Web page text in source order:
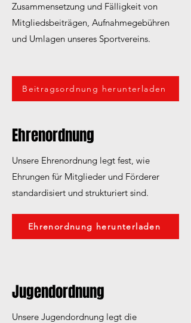
Zusammensetzung und Fälligkeit von
Mitgliedsbeiträgen, Aufnahmegebühren
und Umlagen unseres Sportvereins.
Beitragsordnung herunterladen
Ehrenordnung
Unsere Ehrenordnung legt fest, wie
Ehrungen für Mitglieder und Förderer
standardisiert und strukturiert sind.
Ehrenordnung herunterladen
Jugendordnung
Unsere Jugendordnung legt die